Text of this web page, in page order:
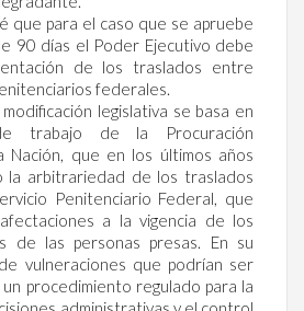
que para el caso que se apruebe
90 días el Poder Ejecutivo debe
de los traslados entre
federales.
legislativa se basa en
trabajo de la Procuración
Nación, que en los últimos años
la arbitrariedad de los traslados
Penitenciario Federal, que
a la vigencia de los
de las personas presas. En su
vulneraciones que podrían ser
procedimiento regulado para la